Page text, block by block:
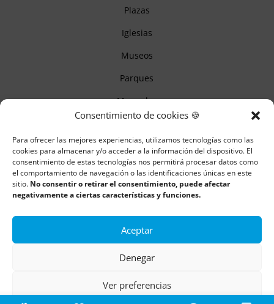
Consentimiento de cookies 🍪
Para ofrecer las mejores experiencias, utilizamos tecnologías como las
cookies para almacenar y/o acceder a la información del dispositivo. El
consentimiento de estas tecnologías nos permitirá procesar datos como
el comportamiento de navegación o las identificaciones únicas en este
sitio. No consentir o retirar el consentimiento, puede afectar
negativamente a ciertas características y funciones.
Aceptar
Denegar
Ver preferencias
Plazas
Iglesias
Museos
Parques
Mercados
Monumentos
Descubre Cantabria
Información
Aviso legal
Política de privacidad